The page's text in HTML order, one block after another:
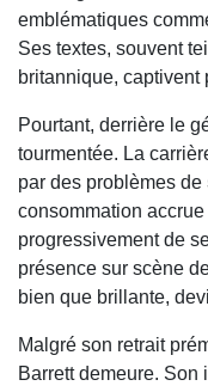
emblématiques
Ses textes, souvent
britannique, captivent
Pourtant, derrière le
tourmentée. La
par des problèmes de
consommation accrue
progressivement de
présence sur scène
bien que brillante,
Malgré son retrait
Barrett demeure. Son